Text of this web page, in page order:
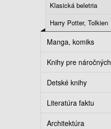
Klasická beletria
Harry Potter, Tolkien
Manga, komiks
Knihy pre náročných
Detské knihy
Literatúra faktu
Architektúra